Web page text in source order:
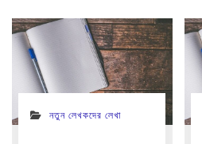
নতুন লেখকদের লেখা